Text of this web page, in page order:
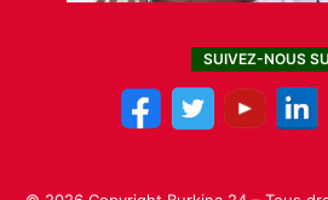
SUIVEZ-NOUS